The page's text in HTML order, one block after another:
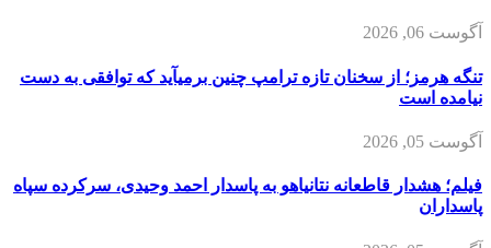
آگوست 06, 2026
تنگه هرمز؛ از سخنان تازه ترامپ چنین برمیآید که توافقی به دست
نیامده است
آگوست 05, 2026
فیلم؛ هشدار قاطعانه نتانیاهو به پاسدار احمد وحیدی، سرکرده سپاه
پاسداران